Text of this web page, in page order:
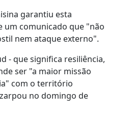
garantiu esta
um comunicado que "não
nem ataque externo".
- que significa resiliência,
ser "a maior missão
com o território
no domingo de